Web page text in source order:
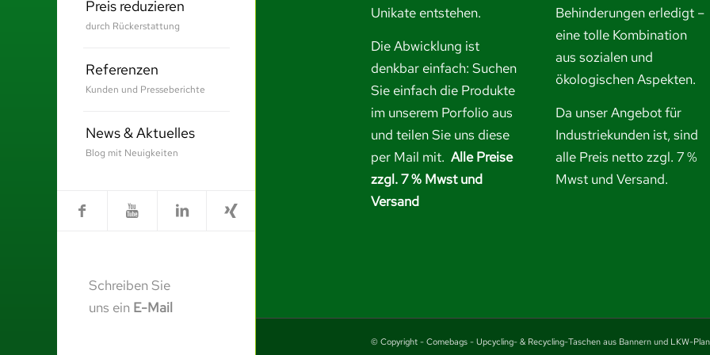
Preis reduzieren
durch Rückerstattung
Referenzen
Kunden und Presseberichte
News & Aktuelles
Blog mit Neuigkeiten
Schreiben Sie
uns ein E-Mail
Unikate entstehen.
Die Abwicklung ist
denkbar einfach: Suchen
Sie einfach die Produkte
im unserem Porfolio aus
und teilen Sie uns diese
per Mail mit. Alle Preise
zzgl. 7 % Mwst und
Versand
Behinderungen erledigt –
eine tolle Kombination
aus sozialen und
ökologischen Aspekten.
Da unser Angebot für
Industriekunden ist, sind
alle Preis netto zzgl. 7 %
Mwst und Versand.
© Copyright - Comebags - Upcycling- & Recycling-Taschen aus Bannern und LKW-